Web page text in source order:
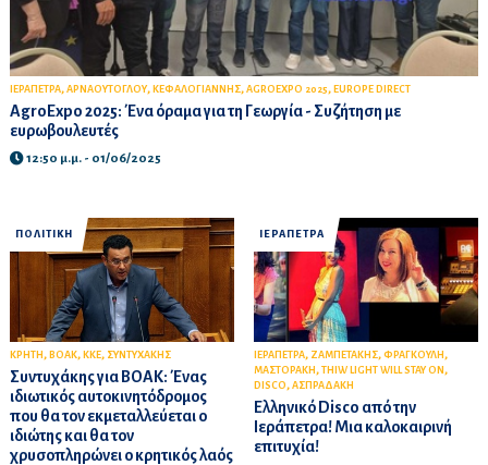
ΙΕΡΑΠΕΤΡΑ, ΑΡΝΑΟΥΤΟΓΛΟΥ, ΚΕΦΑΛΟΓΙΑΝΝΗΣ, AGROEXPO 2025, EUROPE DIRECT
AgroExpo 2025: Ένα όραμα για τη Γεωργία - Συζήτηση με
ευρωβουλευτές
12:50 μ.μ. - 01/06/2025
ΠΟΛΙΤΙΚΗ
ΚΡΗΤΗ , ΒΟΑΚ, ΚΚΕ, ΣΥΝΤΥΧΑΚΗΣ
Συντυχάκης για ΒΟΑΚ: Ένας
ιδιωτικός αυτοκινητόδρομος
που θα τον εκμεταλλεύεται ο
ιδιώτης και θα τον
χρυσοπληρώνει ο κρητικός λαός
ΙΕΡΑΠΕΤΡΑ
ΙΕΡΑΠΕΤΡΑ, ΖΑΜΠΕΤΑΚΗΣ, ΦΡΑΓΚΟΥΛΗ ,
ΜΑΣΤΟΡΑΚΗ , THIW LIGHT WILL STAY ON ,
DISCO, ΑΣΠΡΑΔΑΚΗ
Ελληνικό Disco από την
Ιεράπετρα! Μια καλοκαιρινή
επιτυχία!